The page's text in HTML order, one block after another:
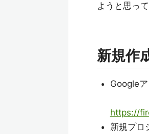
ようと思っ
新規作
Google
https://
新規プロ